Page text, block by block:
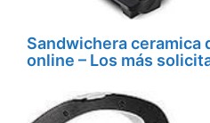
Sandwichera ceramica
online – Los más